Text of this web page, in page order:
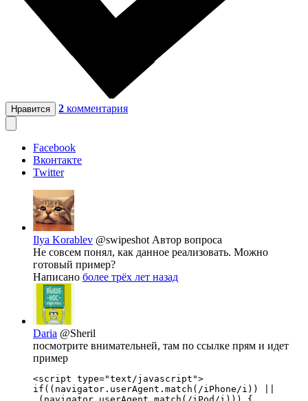
Нравится 2 комментария
Facebook
Вконтакте
Twitter
Ilya Korablev @swipeshot Автор вопроса
Не совсем понял, как данное реализовать. Можно
готовый пример?
Написано более трёх лет назад
Daria @Sheril
посмотрите внимательней, там по ссылке прям и идет
пример
<script type="text/javascript">
if((navigator.userAgent.match(/iPhone/i)) ||